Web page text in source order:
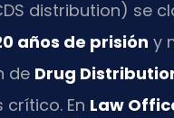
distribution) se
años de prisión y
de Drug
En Law